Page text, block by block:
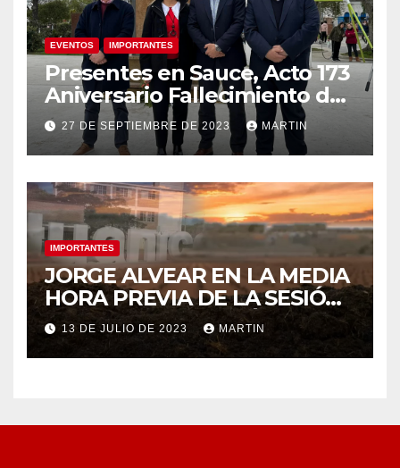
EVENTOS IMPORTANTES
Presentes en Sauce, Acto 173
Aniversario Fallecimiento de
José Artigas
27 DE SEPTIEMBRE DE 2023 MARTIN
IMPORTANTES
JORGE ALVEAR EN LA MEDIA
HORA PREVIA DE LA SESIÓN
ORDINARIA DEL MIÉRCOLES
12 DE JULIO
13 DE JULIO DE 2023 MARTIN